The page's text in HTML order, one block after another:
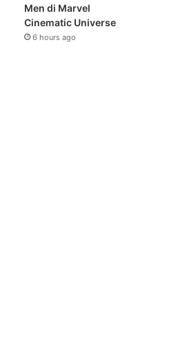
Men di Marvel
Cinematic Universe
6 hours ago